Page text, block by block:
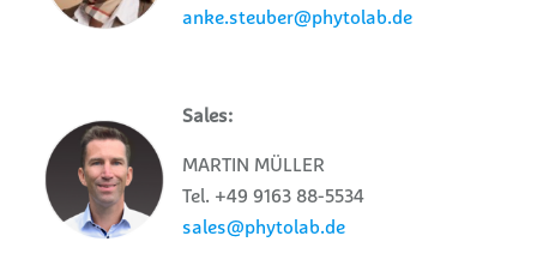
anke.steuber@phytolab.de
Sales:
MARTIN MÜLLER
Tel. +49 9163 88-5534
sales@phytolab.de